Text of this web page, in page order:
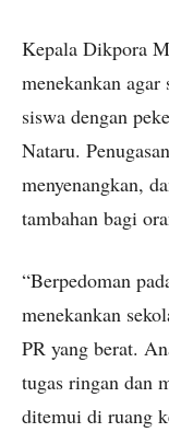
Kepala Dikpora
menekankan
siswa dengan
Nataru.
menyenangkan,
tambahan bagi
“Berpedoman
menekankan
PR yang berat.
tugas ringan dan
ditemui di ruang